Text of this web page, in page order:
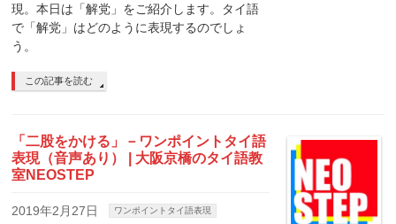
現。本日は「解党」をご紹介します。タイ語
で「解党」はどのように表現するのでしょ
う。
この記事を読む
「二股をかける」－ワンポイントタイ語
表現（音声あり） | 大阪京橋のタイ語教
室NEOSTEP
2019年2月27日 ワンポイントタイ語表現